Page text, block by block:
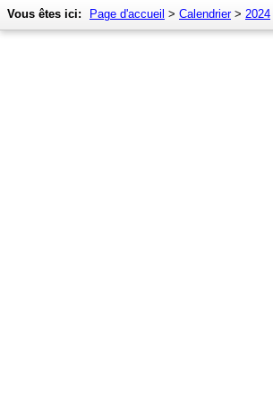
Vous êtes ici: Page d'accueil > Calendrier> 2024